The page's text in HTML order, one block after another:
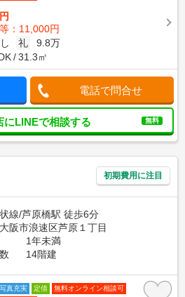
：11,000円
礼
9.8万
31.3㎡
電話で問合せ
にLINEで相談する 無料
初期費用に注目
線/芦原橋駅 徒歩6分
阪市浪速区芦原１丁目
1年未満
14階建
写真充実 定借
無料オンライン相談可